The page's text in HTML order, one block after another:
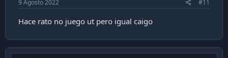
9 Agosto 2022 #11
Hace rato no juego ut pero igual caigo